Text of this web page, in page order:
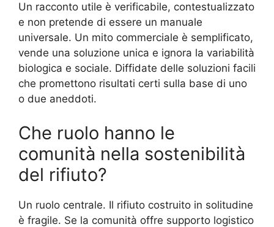
Un racconto utile è verificabile, contestualizzato
e non pretende di essere un manuale
universale. Un mito commerciale è semplificato,
vende una soluzione unica e ignora la variabilità
biologica e sociale. Diffidate delle soluzioni facili
che promettono risultati certi sulla base di uno
o due aneddoti.
Che ruolo hanno le
comunità nella sostenibilità
del rifiuto?
Un ruolo centrale. Il rifiuto costruito in solitudine
è fragile. Se la comunità offre supporto logistico